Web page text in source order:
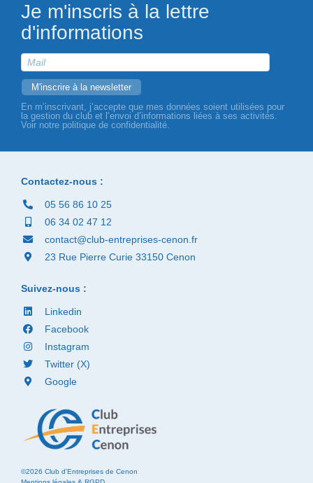
Je m'inscris à la lettre
d'informations
En m’inscrivant, j’accepte que mes données soient utilisées pour
la gestion du club et l’envoi d’informations liées à ses activités.
Voir notre politique de confidentialité.
©2026 Club d'Entreprises de Cenon
Contactez-nous :
05 56 86 10 25
06 34 02 47 12
contact@club-entreprises-cenon.fr
23 Rue Pierre Curie 33150 Cenon
Suivez-nous :
Linkedin
Facebook
Instagram
Twitter (X)
Google